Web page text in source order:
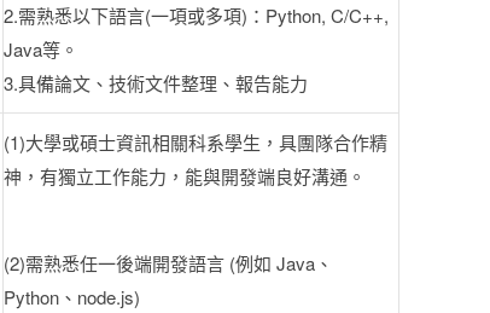
2.需熟悉以下語言(一項或多項)：Python, C/C++,
Java等。
3.具備論文、技術文件整理、報告能力
(1)大學或碩士資訊相關科系學生，具團隊合作精
神，有獨立工作能力，能與開發端良好溝通。
(2)需熟悉任一後端開發語言 (例如 Java、
Python、node.js)